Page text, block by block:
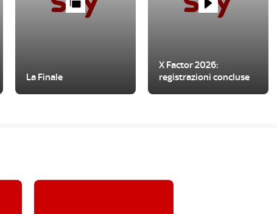
La Finale
X Factor 2026:
registrazioni concluse